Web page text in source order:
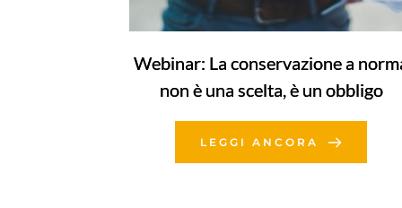
Webinar: La conservazione a
non è una scelta, è un obbligo
LEGGI ANCORA